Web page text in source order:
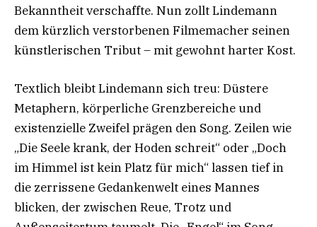
Bekanntheit verschaffte. Nun zollt Lindemann
dem kürzlich verstorbenen Filmemacher seinen
künstlerischen Tribut – mit gewohnt harter Kost.
Textlich bleibt Lindemann sich treu: Düstere
Metaphern, körperliche Grenzbereiche und
existenzielle Zweifel prägen den Song. Zeilen wie
„Die Seele krank, der Hoden schreit“ oder „Doch
im Himmel ist kein Platz für mich“ lassen tief in
die zerrissene Gedankenwelt eines Mannes
blicken, der zwischen Reue, Trotz und